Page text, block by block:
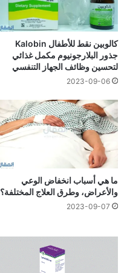
كالوبين نقط للأطفال Kalobin
جذور البلارجونيوم مكمل غذائي
لتحسين وظائف الجهاز التنفسي
2023-09-06
ما هي أسباب انخفاض الوعي
والأعراض، وطرق العلاج المختلفة؟
2023-09-07